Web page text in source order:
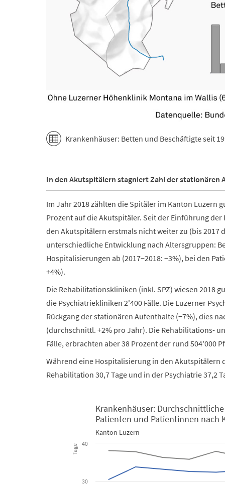
Krankenhäuser: Betten und Beschäftigte seit
In den Akutspitälern stagniert Zahl der stationären
Im Jahr 2018 zählten die Spitäler im Kanton Luzern
Prozent auf die Akutspitäler. Seit der Einführung
den Akutspitälern erstmals nicht weiter zu (bis
unterschiedliche Entwicklung nach Altersgruppen:
Hospitalisierungen ab (2017−2018: −3%), bei den
+4%).
Die Rehabilitationskliniken (inkl. SPZ) wiesen 2018
die Psychiatriekliniken 2'400 Fälle. Die Luzerner
Rückgang der stationären Aufenthalte (−7%), dies
(durchschnittl. +2% pro Jahr). Die Rehabilitations-
Fälle, erbrachten aber 38 Prozent der rund 504'000
Während eine Hospitalisierung in den Akutspitälern
Rehabilitation 30,7 Tage und in der Psychiatrie 37,2
Krankenhäuser: Durchschnittliche
Line chart with 3 lines.
Tage
Krankenhäuser:
Patienten und Patientinnen nach
Kanton Luzern
30
40